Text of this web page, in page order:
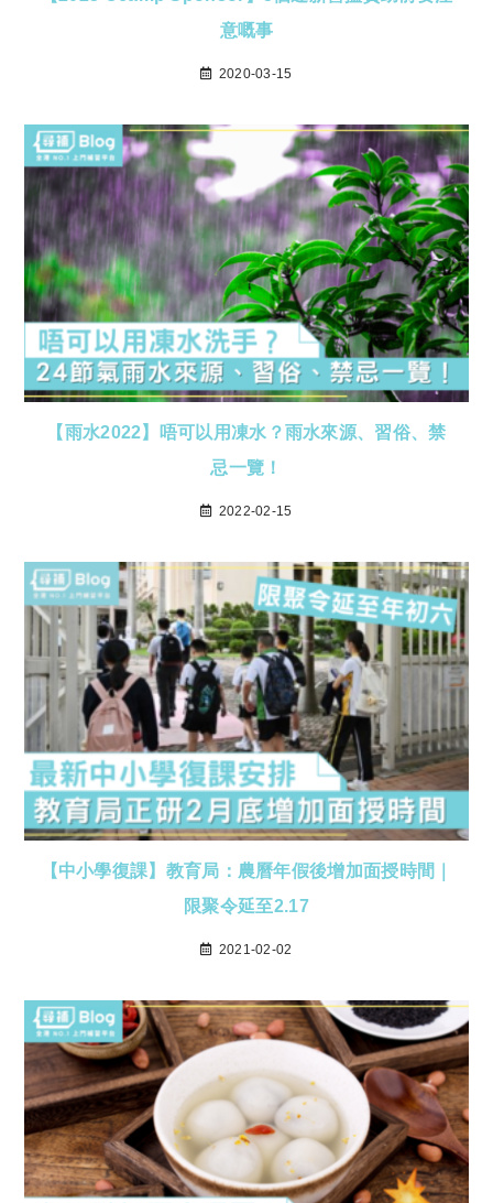
意嘅事
2020-03-15
【雨水2022】唔可以用凍水？雨水來源、習俗、禁
忌一覽！
2022-02-15
【中小學復課】教育局：農曆年假後增加面授時間｜
限聚令延至2.17
2021-02-02